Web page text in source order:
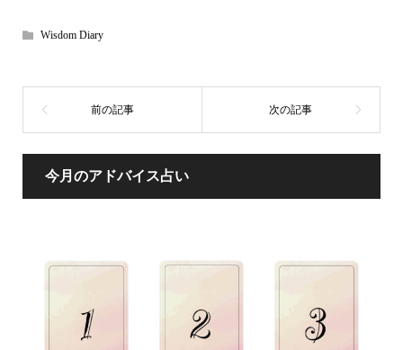
Wisdom Diary
今月のアドバイス占い